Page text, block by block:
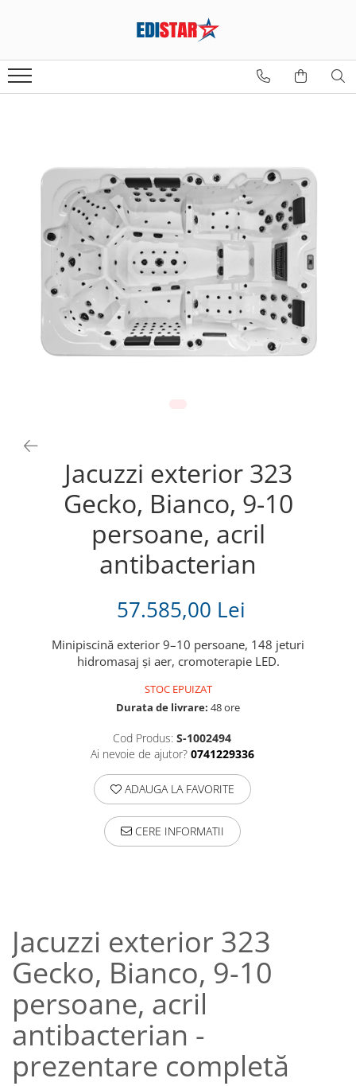
Sauna finlandeză
Jacuzzi exterior 323
Gecko, Bianco, 9-10
persoane, acril
antibacterian
57.585,00 Lei
Minipiscină exterior 9–10 persoane, 148 jeturi
hidromasaj și aer, cromoterapie LED.
STOC EPUIZAT
Durata de livrare: 48 ore
Cod Produs: S-1002494
Ai nevoie de ajutor? 0741229336
ADAUGA LA FAVORITE
CERE INFORMATII
Jacuzzi exterior 323
Gecko, Bianco, 9-10
persoane, acril
antibacterian -
prezentare completă